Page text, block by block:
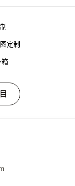
定制
箱